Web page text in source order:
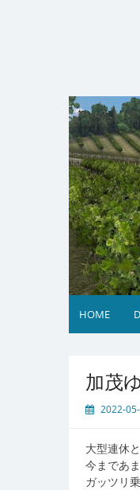
HOME
加茂
2022-
大型連休
今まであ
ガッツリ